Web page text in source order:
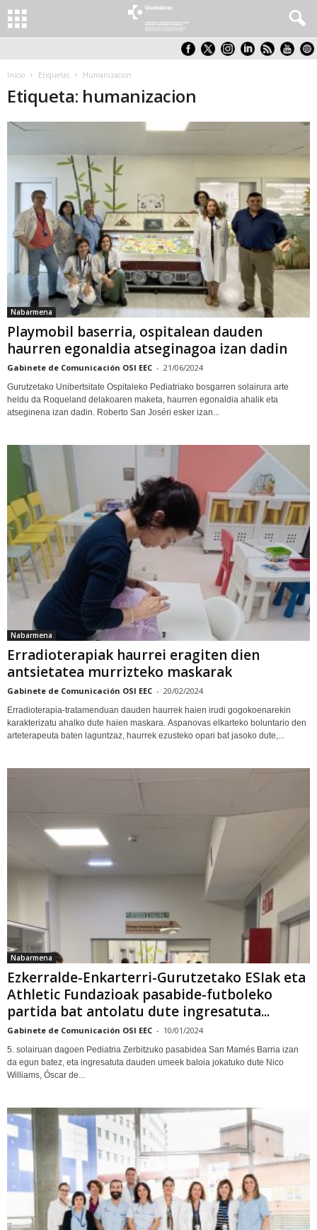
Inicio Etiquetas Humanizacion
Etiqueta: humanizacion
Nabarmena
Playmobil baserria, ospitalean dauden
haurren egonaldia atseginagoa izan dadin
Gabinete de Comunicación OSI EEC - 21/06/2024
Gurutzetako Unibertsitate Ospitaleko Pediatriako bosgarren solairura arte
heldu da Roqueland delakoaren maketa, haurren egonaldia ahalik eta
atseginena izan dadin. Roberto San Joséri esker izan...
Nabarmena
Erradioterapiak haurrei eragiten dien
antsietatea murrizteko maskarak
Gabinete de Comunicación OSI EEC - 20/02/2024
Erradioterapia-tratamenduan dauden haurrek haien irudi gogokoenarekin
karakterizatu ahalko dute haien maskara. Aspanovas elkarteko boluntario den
arteterapeuta baten laguntzaz, haurrek ezusteko opari bat jasoko dute,...
Nabarmena
Ezkerralde-Enkarterri-Gurutzetako ESIak eta
Athletic Fundazioak pasabide-futboleko
partida bat antolatu dute ingresatuta...
Gabinete de Comunicación OSI EEC - 10/01/2024
5. solairuan dagoen Pediatria Zerbitzuko pasabidea San Mamés Barria izan
da egun batez, eta ingresatuta dauden umeek baloia jokatuko dute Nico
Williams, Óscar de...